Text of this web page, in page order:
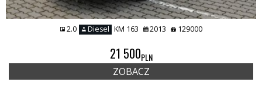
2.0 Diesel KM 163 2013 129000
21 500PLN
ZOBACZ